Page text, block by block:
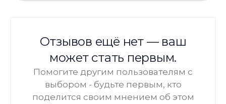
Отзывов ещё нет — ваш
может стать первым.
Помогите другим пользователям с
выбором - будьте первым, кто
поделится своим мнением об этом